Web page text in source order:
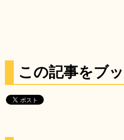
この記事をブ